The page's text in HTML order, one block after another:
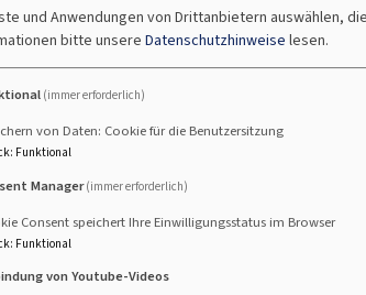
und Anwendungen von Drittanbietern auswählen,
bitte unsere Datenschutzhinweise lesen.
(immer erforderlich)
von Daten: Cookie für die Benutzersitzung
: Funktional
Manager(immer erforderlich)
Consent speichert Ihre Einwilligungsstatus im Browser
: Funktional
von Youtube-Videos